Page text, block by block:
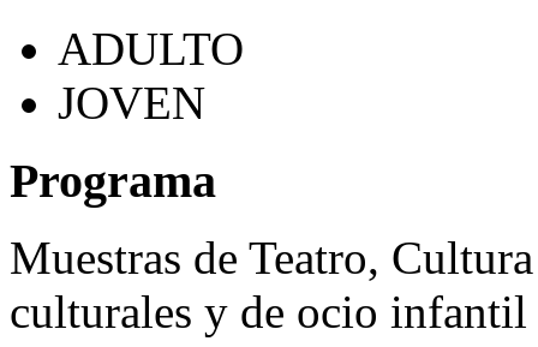
ADULTO
JOVEN
Programa
Muestras de Teatro,
culturales y de ocio infantil